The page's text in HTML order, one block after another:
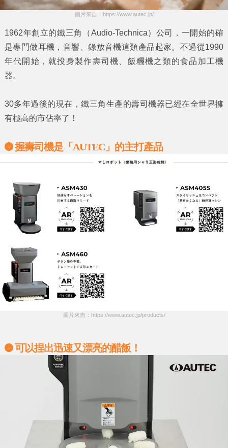
圖片來自：https://www.autec.jp/
1962年創立的鐵三角
（Audio-Technica）公司，一開始的確
是專門做耳機，音響、錄放音機這類產品起家。不過從1990
年代開始，就投身製作壽司機、飯糰機之類的食品加工機
器。
30多年過後的現在，鐵三角生產的壽司機器已經在全世界擁
有極高的市佔率了！
握壽司機是「AUTEC」的主打產品
圖片來自：https://www.autec.jp/products/
可以捏出迅速又漂亮的醋飯！